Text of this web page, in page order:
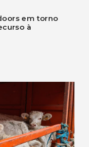
em torno
à